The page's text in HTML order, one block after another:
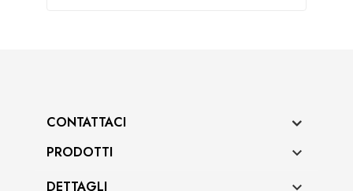
CONTATTACI
PRODOTTI

DETTAGLI